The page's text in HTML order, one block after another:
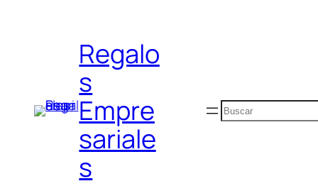
Regalo
s
Empre
sariale
s
Buscar